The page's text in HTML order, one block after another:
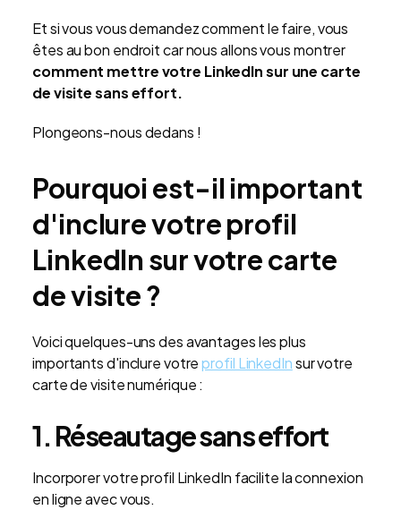
Et si vous vous demandez comment le faire, vous
êtes au bon endroit car nous allons vous montrer
comment mettre votre LinkedIn sur une carte
de visite sans effort.
Plongeons-nous dedans !
Pourquoi est-il important
d'inclure votre profil
LinkedIn sur votre carte
de visite ?
Voici quelques-uns des avantages les plus
importants d'inclure votreprofil LinkedInsur votre
carte de visite numérique :
1. Réseautage sans effort
Incorporer votre profil LinkedIn facilite la connexion
en ligne avec vous.